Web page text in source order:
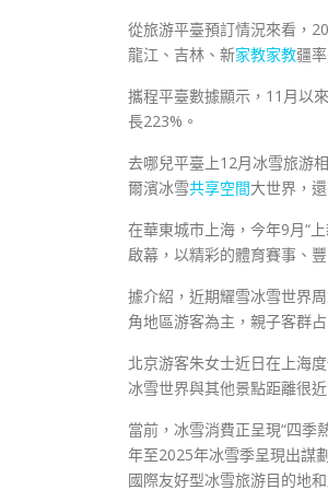
從旅游平臺預訂情況來看，
龍江、吉林、新家教家教疆
攜程平臺數據顯示，11月以
長223%。
去哪兒平臺上12月冰雪旅游
爾濱冰雪共享空間大世界，
在華東城市上海，今年9月“
啟幕，以精彩的體育賽事、
據介紹，近期耀雪冰雪世界
角地區游客為主，親子客群占
北京游客朱女士近日在上海
冰雪世界與其他景點距離很
當前，冰雪消費正呈現“四季
年至2025年冰雪季呈現出謀
國際友好型冰雪旅游目的地